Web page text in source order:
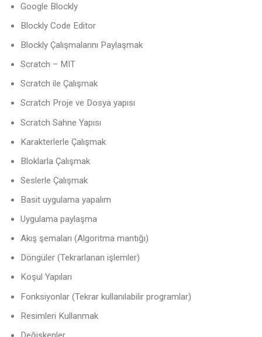
Google Blockly
Blockly Code Editor
Blockly Çalışmalarını Paylaşmak
Scratch – MIT
Scratch ile Çalışmak
Scratch Proje ve Dosya yapısı
Scratch Sahne Yapısı
Karakterlerle Çalışmak
Bloklarla Çalışmak
Seslerle Çalışmak
Basit uygulama yapalım
Uygulama paylaşma
Akış şemaları (Algoritma mantığı)
Döngüler (Tekrarlanan işlemler)
Koşul Yapıları
Fonksiyonlar (Tekrar kullanılabilir programlar)
Resimleri Kullanmak